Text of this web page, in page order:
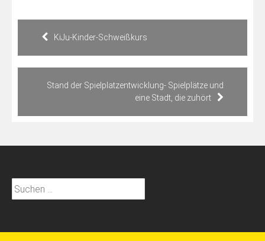
Beitragsnavigation
KiJu-Kinder-Schweißkurs
Stand der Spielplatzentwicklung- Spielplätze und
eine Stadt, die zuhört
Suchen
nach: